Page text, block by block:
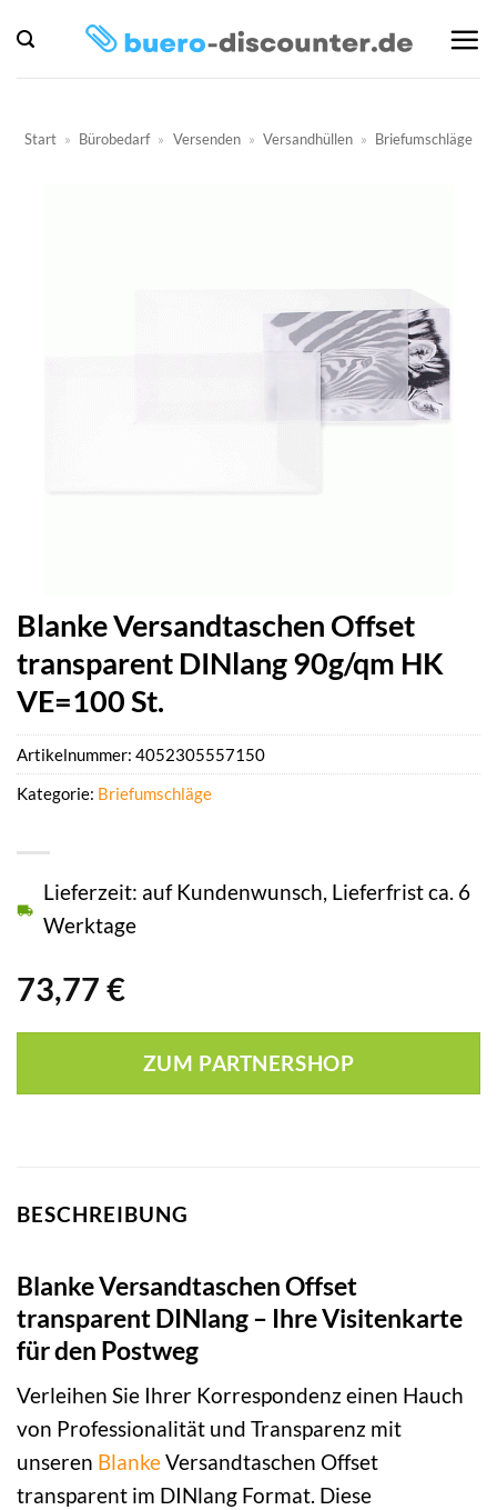
Inhalt
springen
Start » Bürobedarf » Versenden » Versandhüllen » Briefumschläge
Blanke Versandtaschen Offset
transparent DINlang 90g/qm HK
VE=100 St.
73,77 €
Lieferzeit: auf Kundenwunsch, Lieferfrist ca. 6
Werktage
ZUM PARTNERSHOP
Artikelnummer: 4052305557150
Kategorie: Briefumschläge
BESCHREIBUNG
Blanke Versandtaschen Offset
transparent DINlang – Ihre Visitenkarte
für den Postweg
Verleihen Sie Ihrer Korrespondenz einen Hauch
von Professionalität und Transparenz mit
unseren BlankeVersandtaschen Offset
transparent im DINlang Format. Diese